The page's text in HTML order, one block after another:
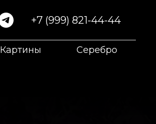
+7 (999) 821-44-44
Картины
Серебро